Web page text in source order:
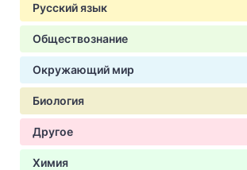
Русский язык
Обществознание
Окружающий мир
Биология
Другое
Химия